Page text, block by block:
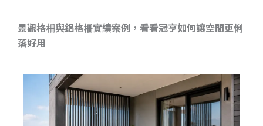
景觀格柵與鋁格柵實績案例，看看冠亨如何讓空間更俐
落好用